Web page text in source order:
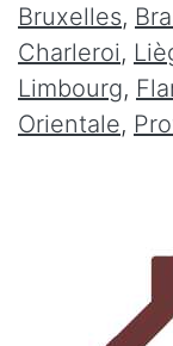
Bruxelles,
Charleroi,
Limbourg,
Orientale,